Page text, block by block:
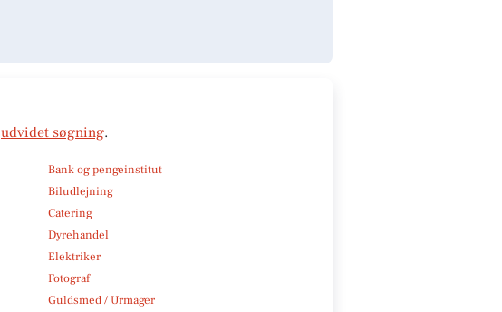
udvidet søgning.
Bank og pengeinstitut
Biludlejning
Catering
Dyrehandel
Elektriker
Fotograf
Guldsmed / Urmager